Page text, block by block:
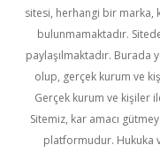
sitesi, herhangi bir marka,
bulunmamaktadır.
paylaşılmaktadır. Burada
olup, gerçek kurum ve
Gerçek kurum ve kişiler
Sitemiz, kar amacı
platformudur. Hukuka